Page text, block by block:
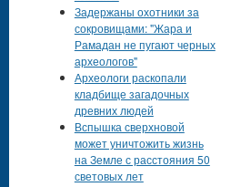
Задержаны охотники за
сокровищами: "Жара и
Рамадан не пугают черных
археологов"
Археологи раскопали
кладбище загадочных
древних людей
Вспышка сверхновой
может уничтожить жизнь
на Земле с расстояния 50
световых лет